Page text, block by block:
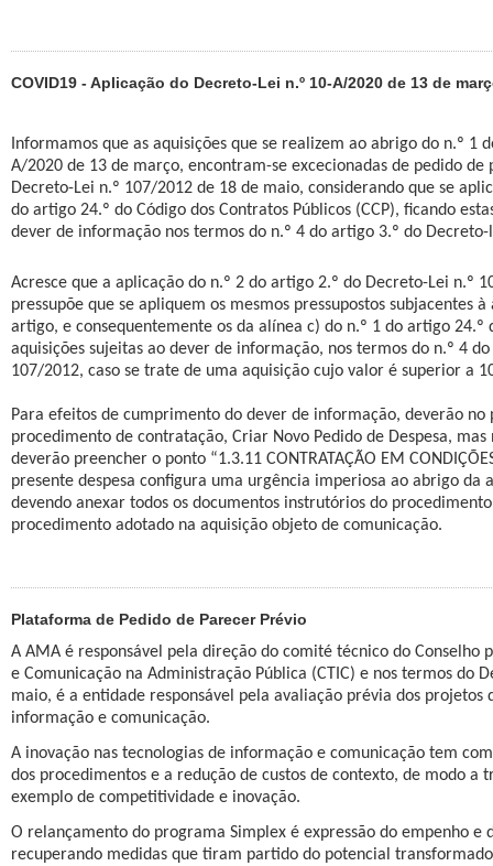
COVID19 - Aplicação do Decreto-Lei n.º 10-A/2020 de 13 de
Informamos que as aquisições que se realizem ao abrigo do n.º 1
A/2020 de 13 de março, encontram-se excecionadas de pedido
Decreto-Lei n.º 107/2012 de 18 de maio, considerando que se
do artigo 24.º do Código dos Contratos Públicos (CCP), ficando
dever de informação nos termos do n.º 4 do artigo 3.º do
Acresce que a aplicação do n.º 2 do artigo 2.º do Decreto-Lei n.º
pressupõe que se apliquem os mesmos pressupostos subjacentes
artigo, e consequentemente os da alínea c) do n.º 1 do artigo 24.º
aquisições sujeitas ao dever de informação, nos termos do n.º 4
107/2012, caso se trate de uma aquisição cujo valor é superior a
Para efeitos de cumprimento do dever de informação, deverão no
procedimento de contratação, Criar Novo Pedido de Despesa,
deverão preencher o ponto “1.3.11 CONTRATAÇÃO EM
presente despesa configura uma urgência imperiosa ao abrigo da
devendo anexar todos os documentos instrutórios do
procedimento adotado na aquisição objeto de comunicação.
Plataforma de Pedido de Parecer Prévio
A AMA é responsável pela direção do comité técnico do Conselho
e Comunicação na Administração Pública (CTIC) e nos termos do
maio, é a entidade responsável pela avaliação prévia dos projetos
informação e comunicação.
A inovação nas tecnologias de informação e comunicação tem
dos procedimentos e a redução de custos de contexto, de modo a
exemplo de competitividade e inovação.
O relançamento do programa Simplex é expressão do empenho e
recuperando medidas que tiram partido do potencial